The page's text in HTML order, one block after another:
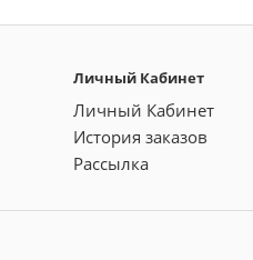
Личный Кабинет
Личный Кабинет
История заказов
Рассылка